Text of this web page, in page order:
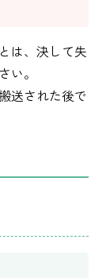
は、決して失
い。
送された後で